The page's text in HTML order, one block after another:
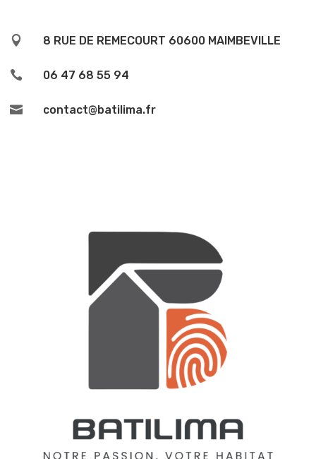
 8 RUE DE REMECOURT 60600 MAIMBEVILLE
 06 47 68 55 94
 contact@batilima.fr